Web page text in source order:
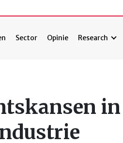
Sector Opinie Research
in